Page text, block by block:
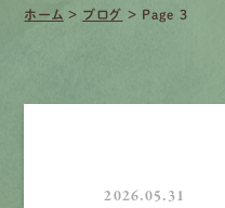
採用情報
エントリー
ホーム > ブログ > Page 3
2026.05.31